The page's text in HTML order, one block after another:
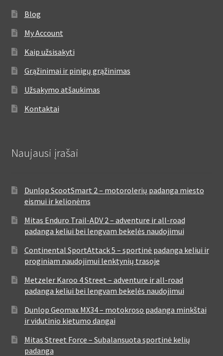
Blog
My Account
Kaip užsisakyti
Grąžinimai ir pinigų grąžinimas
Užsakymo atšaukimas
Kontaktai
Naujausi įrašai
Dunlop ScootSmart 2 – motorolerių padanga miesto
eismui ir kelionėms
Mitas Enduro Trail-ADV 2 – adventure ir all-road
padanga keliui bei lengvam bekelės naudojimui
Continental SportAttack 5 – sportinė padanga keliui ir
proginiam naudojimui lenktynių trasoje
Metzeler Karoo 4 Street – adventure ir all-road
padanga keliui bei lengvam bekelės naudojimui
Dunlop Geomax MX34 – motokroso padanga minkštai
ir vidutinio kietumo dangai
Mitas Street Force – Subalansuota sportinė kelių
padanga